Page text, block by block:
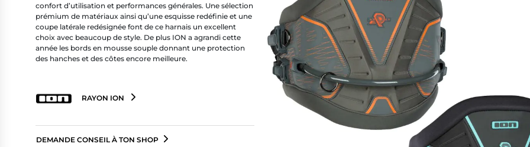
confort d’utilisation et performances générales. Une sélection
prémium de matériaux ainsi qu’une esquisse redéfinie et une
coupe latérale redésignée font de ce harnais un excellent
choix avec beaucoup de style. De plus ION a agrandi cette
année les bords en mousse souple donnant une protection
des hanches et des côtes encore meilleure.
RAYON ION
DEMANDE CONSEIL À TON SHOP